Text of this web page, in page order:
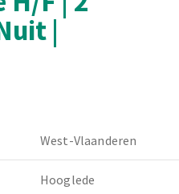
|
West-Vlaanderen
Hooglede